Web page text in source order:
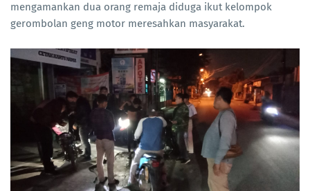
mengamankan dua orang remaja diduga ikut kelompok
gerombolan geng motor meresahkan masyarakat.